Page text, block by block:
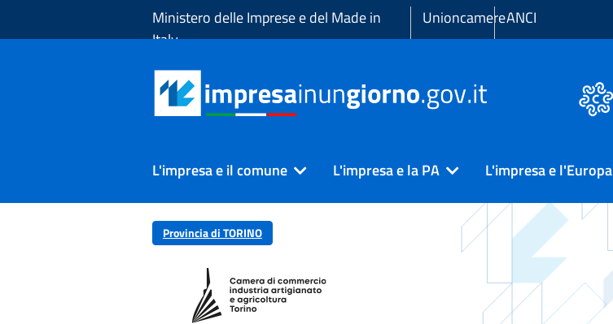
Ministero delle Imprese e del Made in
Italy
UnioncamereANCI
L'impresa e il comune L'impresa e la PA L'impresa e l'Europa
Provincia di TORINO